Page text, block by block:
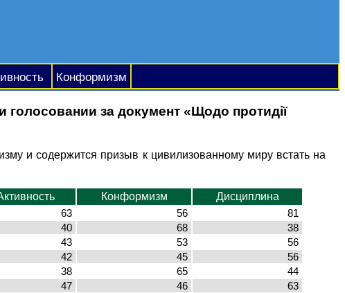
Конформизм
за документ «Щодо протидії
и содержится призыв к цивилизованному миру встать на
Конформизм
Дисциплина
63 56
81
40 68
38
43 53
56
42 45
56
38 65
44
47 46
63